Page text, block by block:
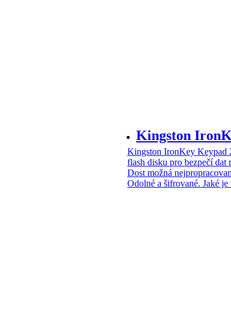
Kingston
Kingston IronKey Keypad
flash disku pro bezpečí dat
Dost možná
Odolné a šifrované. Jaké